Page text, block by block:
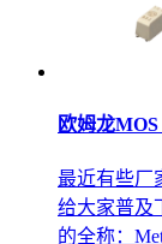
欧姆龙
最近有些厂
给大家普及
的全称：